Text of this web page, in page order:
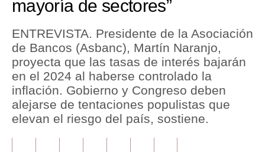
Finanzas Personales
Inmobiliarias
Plus G
Opinión
mayoría de sectores”
ENTREVISTA. Presidente de la Asociación
de Bancos (Asbanc), Martín Naranjo,
proyecta que las tasas de interés bajarán
en el 2024 al haberse controlado la
inflación. Gobierno y Congreso deben
alejarse de tentaciones populistas que
elevan el riesgo del país, sostiene.